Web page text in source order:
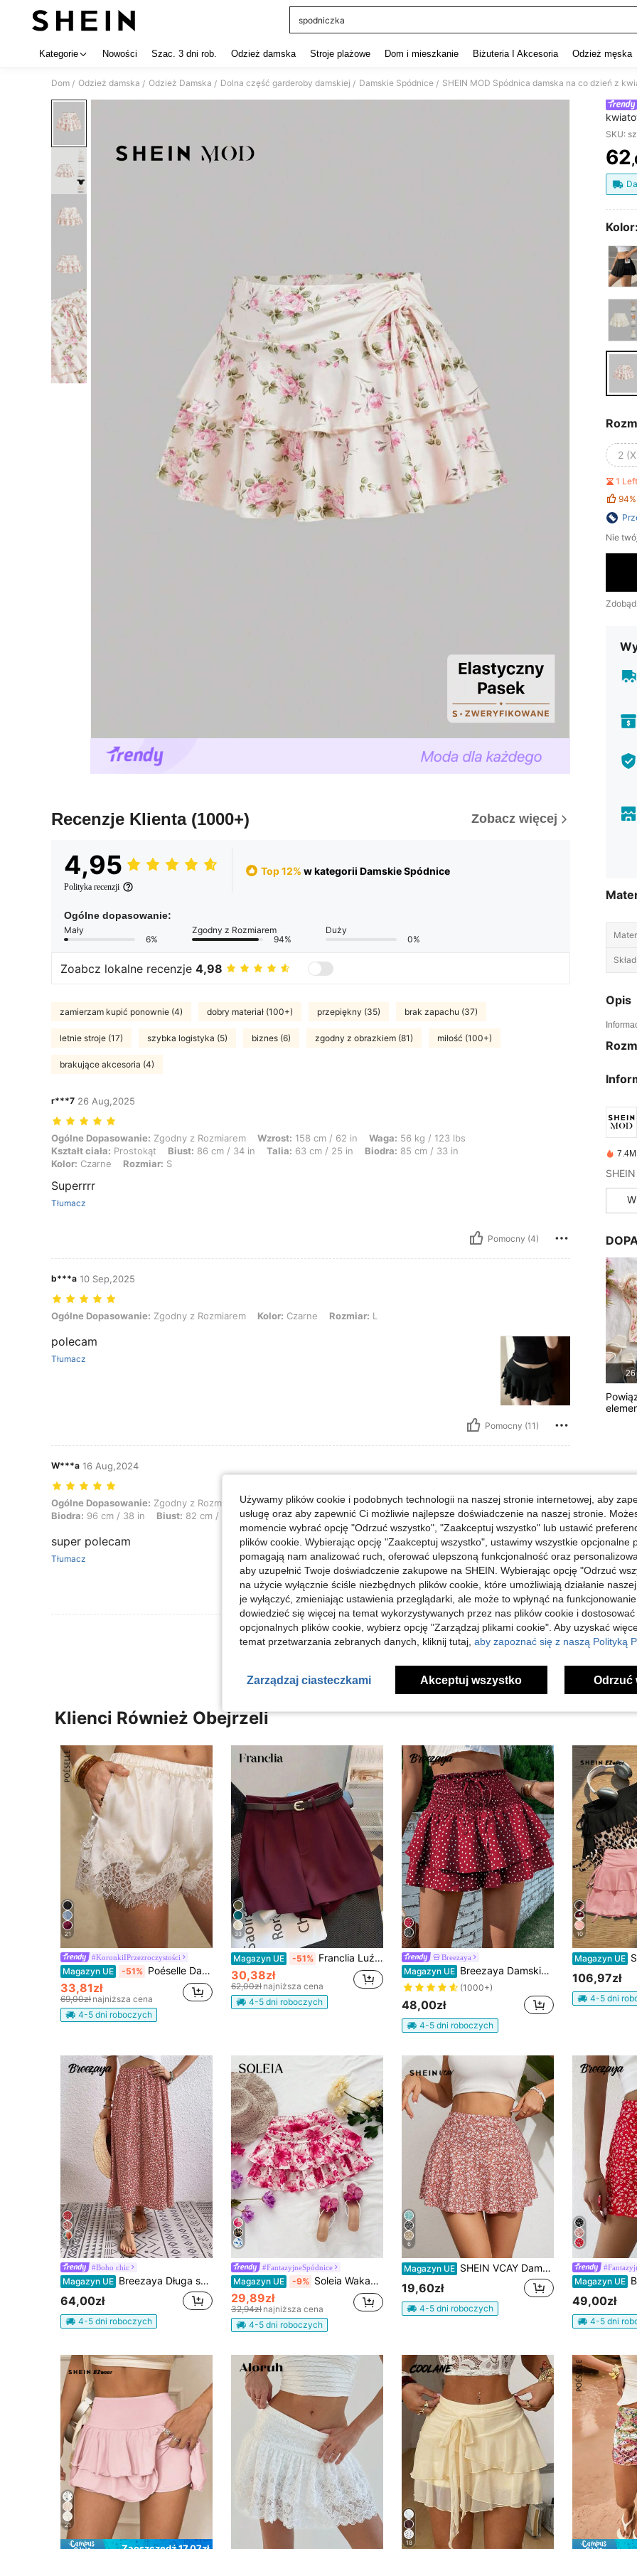
spodniczka
Kategorie Nowości Szac. 3 dni rob. Odzież damska Stroje plażowe Dom i mieszkanie Biżuteria I Akcesoria Odzież męska
Dom / Odzież damska / Odzież Damska / Dolna część garderoby damskiej / Damskie Spódnice / SHEIN MOD Spódnica damska na co dzień z
Recenzje Klienta (1000+) Zobacz więcej
4,95
Polityka recenzji
Top 12% w kategorii Damskie Spódnice
Ogólne dopasowanie:
Mały
6%
Zgodny z Rozmiarem
94%
Duży
0%
Zoabcz lokalne recenzje 4,98
zamierzam kupić ponownie (4) dobry materiał (100+) przepiękny (35) brak zapachu (37)
letnie stroje (17) szybka logistyka (5) biznes (6) zgodny z obrazkiem (81) miłość (100+)
brakujące akcesoria (4)
r***7 26 Aug,2025
Ogólne Dopasowanie: Zgodny z Rozmiarem, Wzrost: 158 cm / 62 in, Waga: 56 kg / 123 lbs, Kształt ciała: Prostokąt, Biust: 86 cm / 34 in, Talia: 63
Ogólne Dopasowanie: Zgodny z Rozmiarem Wzrost: 158 cm / 62 in Waga: 56 kg / 123 lbs
Kształt ciała: Prostokąt Biust: 86 cm / 34 in Talia: 63 cm / 25 in Biodra: 85 cm / 33 in
Kolor: Czarne Rozmiar: S
Superrrr
Tłumacz
Pomocny (4)
b***a 10 Sep,2025
Ogólne Dopasowanie: Zgodny z Rozmiarem, Kolor: Czarne, Rozmiar: L
Ogólne Dopasowanie: Zgodny z Rozmiarem Kolor: Czarne Rozmiar: L
polecam
Tłumacz
Pomocny (11)
W***a 16 Aug,2024
Ogólne Dopasowanie: Zgodny z Rozmiarem, Wzrost: 168 cm / 66 in, Waga: 66 kg / 146 lbs, Biodra: 96 cm / 38 in, Biust: 82 cm / 32 in, Talia: 69 cm /
Ogólne Dopasowanie: Zgodny z Rozmiarem Wzrost:168 cm / 66 in Waga:66 kg / 146 lbs
Biodra: 96 cm / 38 in Biust: 82 cm / 32 in Talia:69 cm / 27 in Kolor:Czarne Rozmiar:M
super polecam
Tłumacz
Pomocny (28)
Zobacz Więcej Opinii
SKU:
62
Kolor:
2
1 Left
94%
Nie
Opis
26
Klienci Również Obejrzeli
21
#KoronkiIPrzezroczystości
Magazyn UE -51% Poéselle Damskie białe satynowe szorty z koronkowym wykończeniem, eleganckie letnie szorty do spania, luźne szorty z falbanami i elastycznym pasem na wakacje, wiosenny/letni casualowy kremowy look
33,81zł
69,00zł najniższa cena
4-5 dni roboczych
33
Magazyn UE -51% Franclia Luźne, modne, uniwersalne, letnie, damskie szorty o średnim i wysokim stanie z paskiem, nowe, w jednolitym kolorze
30,38zł
62,00zł najniższa cena
4-5 dni roboczych
Breezaya
Magazyn UE Breezaya Damskie Szorty Rozwarstwiony Pomarszczony Zawiązywanie z przodu Kropki Boho
(1000+)
48,00zł
4-5 dni roboczych
10
Magazyn UE SHEIN
106,97zł
4-5 dni
8
#Boho chic
Magazyn UE Breezaya Długa spódnica w drobne kwiaty, swobodny styl świąteczny
64,00zł
4-5 dni roboczych
#FantazyjneSpódnice
Magazyn UE -9% Soleia Wakacyjna damska romantyczna spódnica mini z falbaną w kwiaty z nadrukiem akwarelowym i niebieskim wzorem kwiatowym
29,89zł
32,94zł najniższa cena
4-5 dni roboczych
6
Magazyn UE SHEIN VCAY Damska wakacyjna spódnica w drobne kwiaty
19,60zł
4-5 dni roboczych
Magazyn UE
49,00zł
4-5 dni
21
18
Używamy plików cookie i podobnych technologii na naszej stronie internetowej, aby
usługę oraz aby zapewnić Ci możliwie najlepsze doświadczenie na naszej stronie.
momencie wybrać opcję "Odrzuć wszystko", "Zaakceptuj wszystko" lub ustawić
plików cookie. Wybierając opcję "Zaakceptuj wszystko", ustawimy wszystkie opcjonalne
pomagają nam analizować ruch, oferować ulepszoną funkcjonalność oraz
aby uzupełnić Twoje doświadczenie zakupowe na SHEIN. Wybierając opcję "Odrzuć
na użycie wyłącznie ściśle niezbędnych plików cookie, które umożliwiają działanie
je wyłączyć, zmieniając ustawienia przeglądarki, ale może to wpłynąć na
dowiedzieć się więcej na temat wykorzystywanych przez nas plików cookie i
opcjonalnych plików cookie, wybierz opcję "Zarządzaj plikami cookie". Aby uzyskać
temat przetwarzania zebranych danych, kliknij tutaj, aby zapoznać się z naszą Polityką
Zarządzaj ciasteczkami Akceptuj wszystko Odrzuć